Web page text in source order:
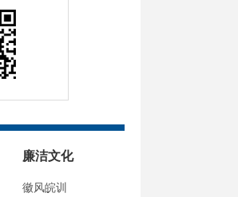
廉洁文化
徽风皖训